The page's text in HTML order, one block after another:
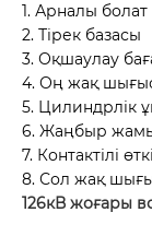
1. Арналы
2. Тірек базасы
3. Оқшаулау
4. Оң жақ
5. Цилиндрлік
6. Жаңбыр
7. Контактілі
8. Сол жақ
126кВ жоғары